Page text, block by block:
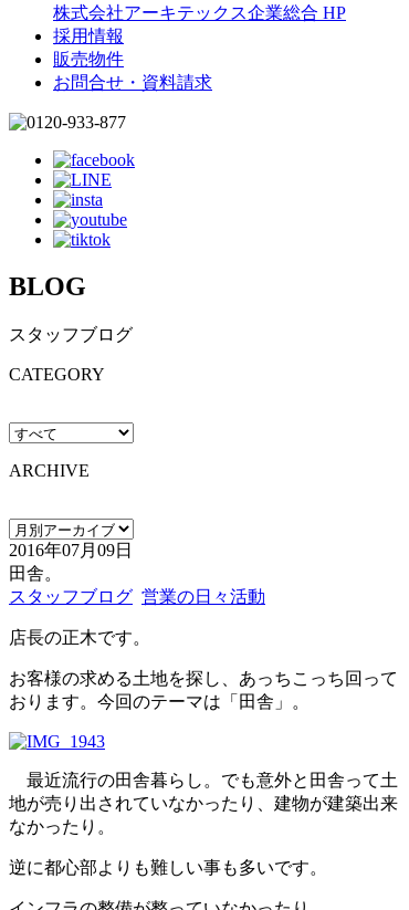
株式会社アーキテックス企業総合 HP
採用情報
販売物件
お問合せ・資料請求
BLOG
スタッフブログ
CATEGORY
ARCHIVE
2016年07月09日
田舎。
スタッフブログ 営業の日々活動
店長の正木です。
お客様の求める土地を探し、あっちこっち回って
おります。今回のテーマは「田舎」。
最近流行の田舎暮らし。でも意外と田舎って土
地が売り出されていなかったり、建物が建築出来
なかったり。
逆に都心部よりも難しい事も多いです。